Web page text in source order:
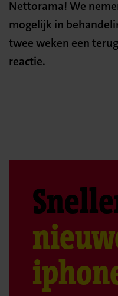
Nettorama! We
mogelijk in
twee weken een
reactie.